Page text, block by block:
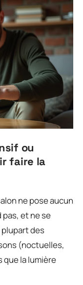
ou
faire la
ne pose aucun
pas, et ne se
plupart des
(noctuelles,
la lumière